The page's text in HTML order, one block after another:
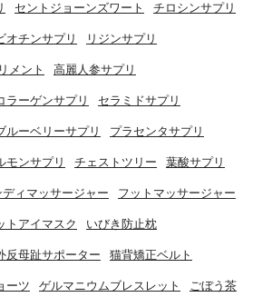
セントジョーンズワート チロシンサプリ
オチンサプリ リジンサプリ
メント 高麗人参サプリ
ラーゲンサプリ セラミドサプリ
ルーベリーサプリ プラセンタサプリ
モンサプリ チェストツリー 葉酸サプリ
ディマッサージャー フットマッサージャー
トアイマスク いびき防止枕
反母趾サポーター 猫背矯正ベルト
ーツ ゲルマニウムブレスレット ごぼう茶